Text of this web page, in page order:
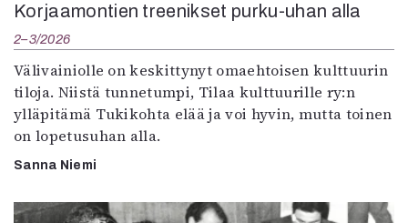
Korjaamontien treenikset purku-uhan alla
2–3/2026
Välivainiolle on keskittynyt omaehtoisen kulttuurin
tiloja. Niistä tunnetumpi, Tilaa kulttuurille ry:n
ylläpitämä Tukikohta elää ja voi hyvin, mutta toinen
on lopetusuhan alla.
Sanna Niemi